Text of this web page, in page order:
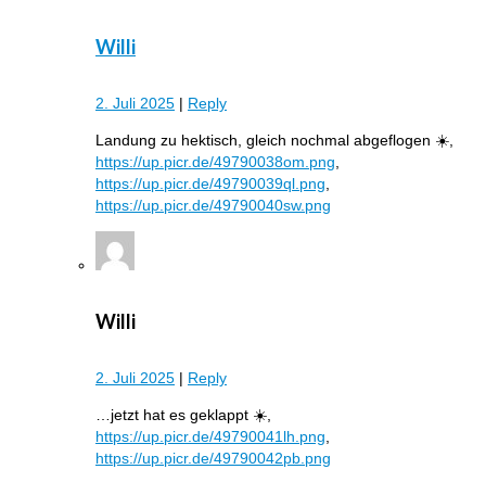
Willi
2. Juli 2025 | Reply
Landung zu hektisch, gleich nochmal abgeflogen ☀️,
https://up.picr.de/49790038om.png,
https://up.picr.de/49790039ql.png,
https://up.picr.de/49790040sw.png
Willi
2. Juli 2025 | Reply
…jetzt hat es geklappt ☀️,
https://up.picr.de/49790041lh.png,
https://up.picr.de/49790042pb.png